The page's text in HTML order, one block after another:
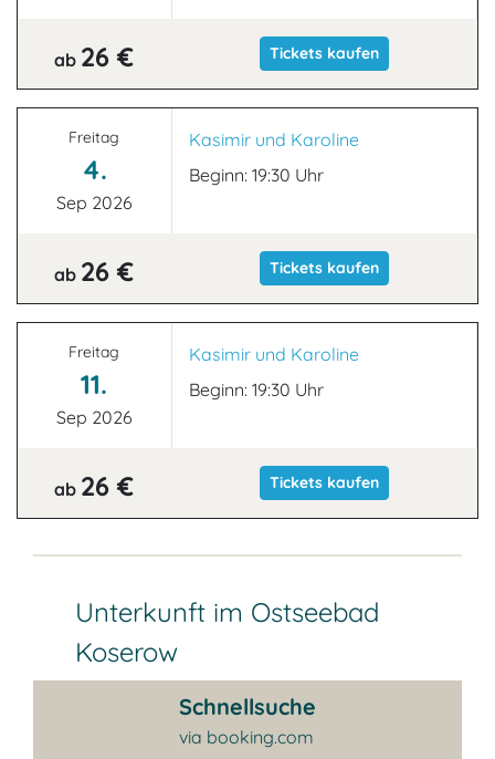
ab 26 € Tickets kaufen
Freitag
4.
Sep 2026
Kasimir und Karoline
Beginn: 19:30 Uhr
ab 26 € Tickets kaufen
Freitag
11.
Sep 2026
Kasimir und Karoline
Beginn: 19:30 Uhr
ab 26 € Tickets kaufen
Unterkunft im Ostseebad
Koserow
Schnellsuche
via booking.com